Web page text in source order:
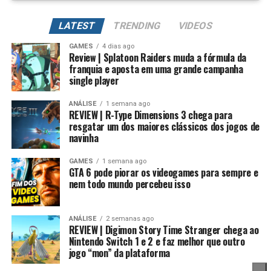
Essa mudança também pode representar um passo
importante para o futuro da franquia. Durante muitos
anos, Splatoon foi visto principalmente como um jogo
competitivo, mas Splatoon Raiders mostra que existe
espaço para expandir esse universo com uma campanha
mais ambiciosa e cheia de conteúdo. Caso a recepção dos
jogadores seja positiva, é bem possível que a Nintendo
continue investindo nesse formato e transforme o modo
história em um dos pilares da série daqui para frente.
No fim das contas, fica a sensação de que Splatoon
Raiders funciona como um grande laboratório para o
futuro da franquia. A Nintendo parece estar testando
perfeita para quem sente falta desse gênero que marcou
gerações de jogadores.
LATEST TRENDING VIDEOS
GAMES 4 dias ago
Review | Splatoon Raiders muda a fórmula da
franquia e aposta em uma grande campanha
single player
ANÁLISE 1 semana ago
REVIEW | R-Type Dimensions 3 chega para
resgatar um dos maiores clássicos dos jogos de
navinha
GAMES 1 semana ago
GTA 6 pode piorar os videogames para sempre e
nem todo mundo percebeu isso
ANÁLISE 2 semanas ago
REVIEW | Digimon Story Time Stranger chega ao
Nintendo Switch 1 e 2 e faz melhor que outro
jogo “mon” da plataforma